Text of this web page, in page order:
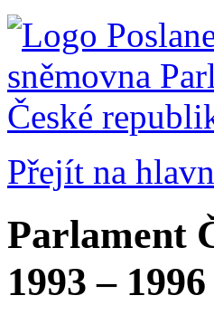
Přejít na
Parlament
1993 – 1996